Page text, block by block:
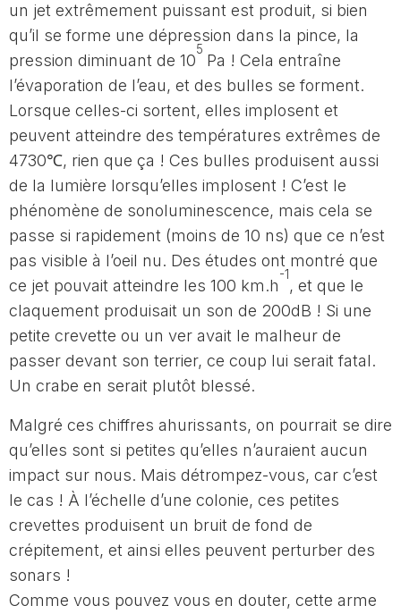
un jet extrêmement puissant est produit, si bien
qu’il se forme une dépression dans la pince, la
pression diminuant de 10
5
Pa ! Cela entraîne
l’évaporation de l’eau, et des bulles se forment.
Lorsque celles-ci sortent, elles implosent et
peuvent atteindre des températures extrêmes de
4730℃, rien que ça ! Ces bulles produisent aussi
de la lumière lorsqu’elles implosent ! C’est le
phénomène de sonoluminescence, mais cela se
passe si rapidement (moins de 10 ns) que ce n’est
pas visible à l’oeil nu. Des études ont montré que
ce jet pouvait atteindre les 100 km.h
-1
, et que le
claquement produisait un son de 200dB ! Si une
petite crevette ou un ver avait le malheur de
passer devant son terrier, ce coup lui serait fatal.
Un crabe en serait plutôt blessé.
Malgré ces chiffres ahurissants, on pourrait se dire
qu’elles sont si petites qu’elles n’auraient aucun
impact sur nous. Mais détrompez-vous, car c’est
le cas ! À l’échelle d’une colonie, ces petites
crevettes produisent un bruit de fond de
crépitement, et ainsi elles peuvent perturber des
sonars !
Comme vous pouvez vous en douter, cette arme